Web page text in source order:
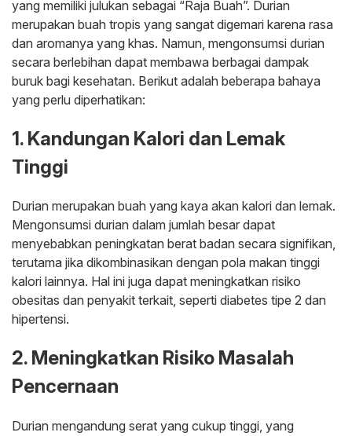
yang memiliki julukan sebagai “Raja Buah”. Durian
merupakan buah tropis yang sangat digemari karena rasa
dan aromanya yang khas. Namun, mengonsumsi durian
secara berlebihan dapat membawa berbagai dampak
buruk bagi kesehatan. Berikut adalah beberapa bahaya
yang perlu diperhatikan:
1. Kandungan Kalori dan Lemak
Tinggi
Durian merupakan buah yang kaya akan kalori dan lemak.
Mengonsumsi durian dalam jumlah besar dapat
menyebabkan peningkatan berat badan secara signifikan,
terutama jika dikombinasikan dengan pola makan tinggi
kalori lainnya. Hal ini juga dapat meningkatkan risiko
obesitas dan penyakit terkait, seperti diabetes tipe 2 dan
hipertensi.
2. Meningkatkan Risiko Masalah
Pencernaan
Durian mengandung serat yang cukup tinggi, yang